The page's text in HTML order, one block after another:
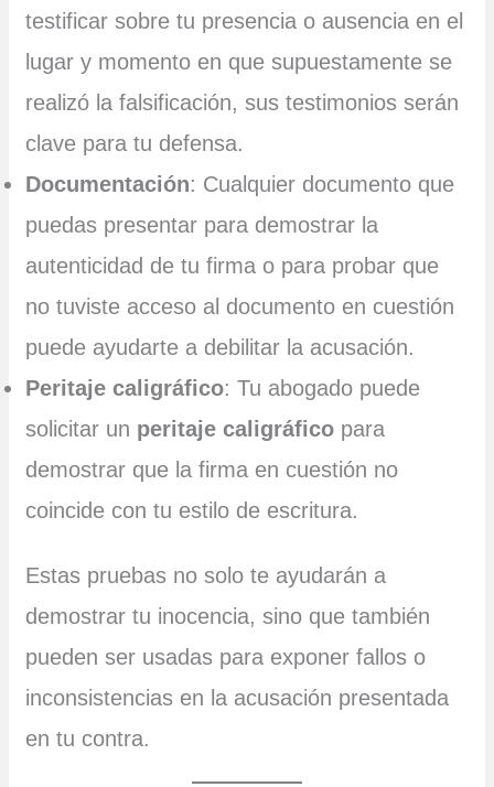
testificar sobre tu presencia o ausencia en el
lugar y momento en que supuestamente se
realizó la falsificación, sus testimonios serán
clave para tu defensa.
Documentación: Cualquier documento que
puedas presentar para demostrar la
autenticidad de tu firma o para probar que
no tuviste acceso al documento en cuestión
puede ayudarte a debilitar la acusación.
Peritaje caligráfico: Tu abogado puede
solicitar un peritaje caligráfico para
demostrar que la firma en cuestión no
coincide con tu estilo de escritura.
Estas pruebas no solo te ayudarán a
demostrar tu inocencia, sino que también
pueden ser usadas para exponer fallos o
inconsistencias en la acusación presentada
en tu contra.